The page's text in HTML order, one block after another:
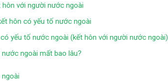
với người nước ngoài
hôn có yếu tố nước ngoài
yếu tố nước ngoài (kết hôn với người nước ngoài)
ngoài mất bao lâu?